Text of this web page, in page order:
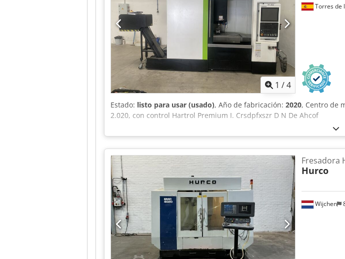
1 /4
Torres de
Estado: listo para usar (usado), Año de fabricación: 2020, Centro de
2.020, con control Hartrol Premium I. Crsdpfxszr D N De Ahcof
Wijchen
Fresadora
Hurco